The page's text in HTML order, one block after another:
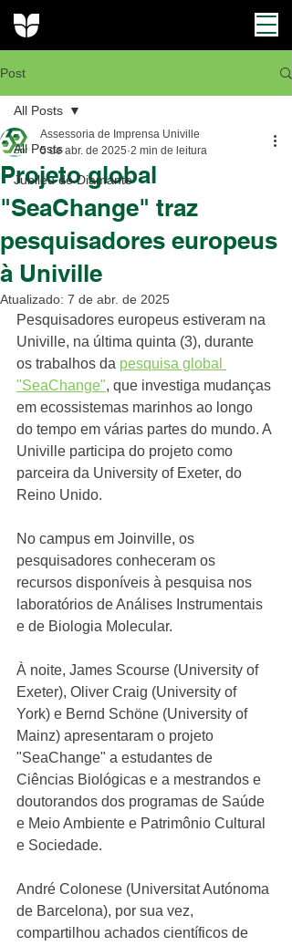
Post
All Posts
Jubileu de Diamante
All Posts
Projeto global
"SeaChange" traz
pesquisadores europeus
à Univille
Assessoria de Imprensa Univille
5 de abr. de 2025 2 min de leitura
Atualizado: 7 de abr. de 2025
Pesquisadores europeus estiveram na
Univille, na última quinta (3), durante
os trabalhos da pesquisa global
"SeaChange", que investiga mudanças
em ecossistemas marinhos ao longo
do tempo em várias partes do mundo. A
Univille participa do projeto como
parceira da University of Exeter, do
Reino Unido.
No campus em Joinville, os
pesquisadores conheceram os
recursos disponíveis à pesquisa nos
laboratórios de Análises Instrumentais
e de Biologia Molecular.
À noite, James Scourse (University of
Exeter), Oliver Craig (University of
York) e Bernd Schöne (University of
Mainz) apresentaram o projeto
"SeaChange" a estudantes de
Ciências Biológicas e a mestrandos e
doutorandos dos programas de Saúde
e Meio Ambiente e Patrimônio Cultural
e Sociedade.
André Colonese (Universitat Autónoma
de Barcelona), por sua vez,
compartilhou achados científicos de